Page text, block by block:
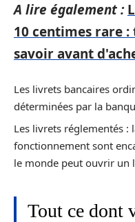
A lire également :
10 centimes rare :
savoir avant
Les livrets bancaires
déterminées par la
Les livrets réglementés :
fonctionnement sont
le monde peut ouvrir un
Tout ce dont